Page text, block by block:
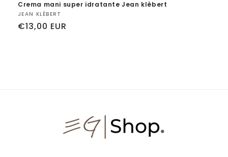
Crema mani super idratante Jean klèbert
Fornitore:
JEAN KLÈBERT
Prezzo
€13,00 EUR